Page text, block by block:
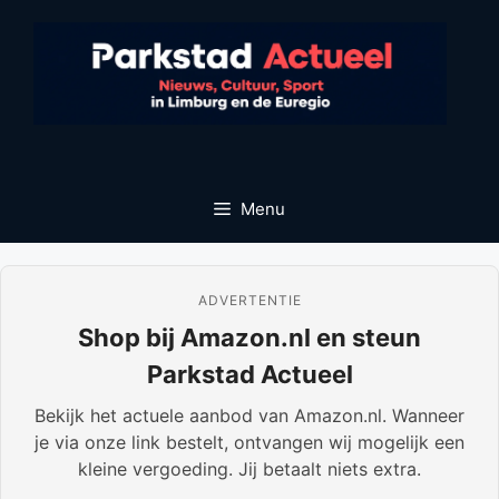
Menu
ADVERTENTIE
Shop bij Amazon.nl en steun
Parkstad Actueel
Bekijk het actuele aanbod van Amazon.nl. Wanneer
je via onze link bestelt, ontvangen wij mogelijk een
kleine vergoeding. Jij betaalt niets extra.